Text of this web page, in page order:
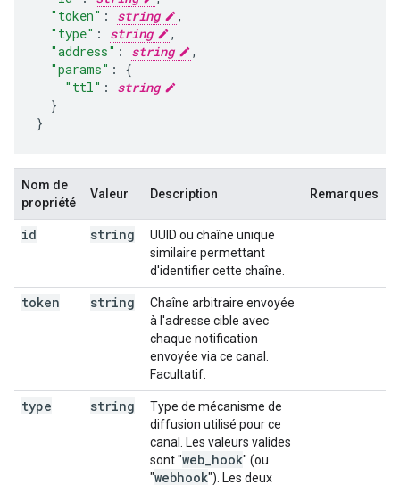
"token" : string
,
"type" : string
,
"address" : string
,
"params" :
"ttl" :
string
}
}
Nom de
propriété
Valeur Description Remarques
id string
UUID ou chaîne unique
similaire permettant
d'identifier cette chaîne.
token string
Chaîne arbitraire envoyée
à l'adresse cible avec
chaque notification
envoyée via ce canal.
Facultatif.
type string
Type de mécanisme de
diffusion utilisé pour ce
canal. Les valeurs valides
sont "web hook" (ou
"webhook"). Les deux